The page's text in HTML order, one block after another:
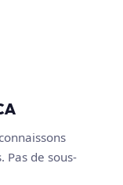
Pas de sous-